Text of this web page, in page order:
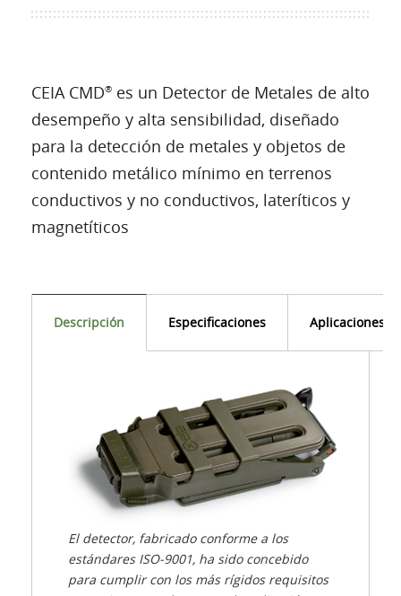
CEIA CMD® es un Detector de Metales de alto
desempeño y alta sensibilidad, diseñado
para la detección de metales y objetos de
contenido metálico mínimo en terrenos
conductivos y no conductivos, lateríticos y
magnetíticos
Descripción Especificaciones Aplicaciones
El detector, fabricado conforme a los
estándares ISO-9001, ha sido concebido
para cumplir con los más rígidos requisitos